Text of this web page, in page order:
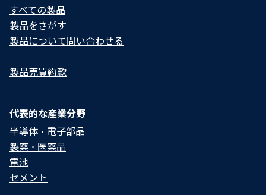
すべての製品
製品をさがす
製品について問い合わせる​
製品売買約款
代表的な産業分野
半導体・電子部品
製薬・医薬品
電池
セメント